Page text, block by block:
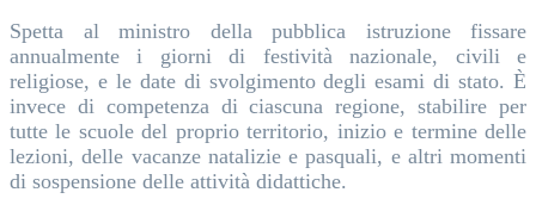
Spetta al ministro della pubblica istruzione fissare
annualmente i giorni di festività nazionale, civili e
religiose, e le date di svolgimento degli esami di stato. È
invece di competenza di ciascuna regione, stabilire per
tutte le scuole del proprio territorio, inizio e termine delle
lezioni, delle vacanze natalizie e pasquali, e altri momenti
di sospensione delle attività didattiche.